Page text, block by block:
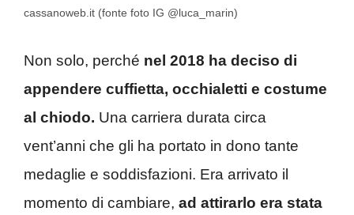
cassanoweb.it (fonte foto IG @luca_marin)
Non solo, perché nel 2018 ha deciso di
appendere cuffietta, occhialetti e costume
al chiodo. Una carriera durata circa
vent’anni che gli ha portato in dono tante
medaglie e soddisfazioni. Era arrivato il
momento di cambiare, ad attirarlo era stata